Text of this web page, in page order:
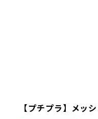
【プチプラ】メッ